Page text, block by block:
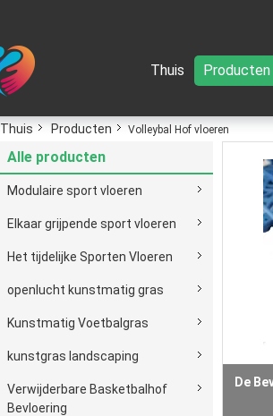
Thuis Producten
Thuis Producten Volleybal Hof vloeren
Alle producten
Modulaire sport vloeren
Elkaar grijpende sport vloeren
Het tijdelijke Sporten Vloeren
openlucht kunstmatig gras
Kunstmatig Voetbalgras
kunstgras landscaping
Verwijderbare Basketbalhof
Bevloering
Het